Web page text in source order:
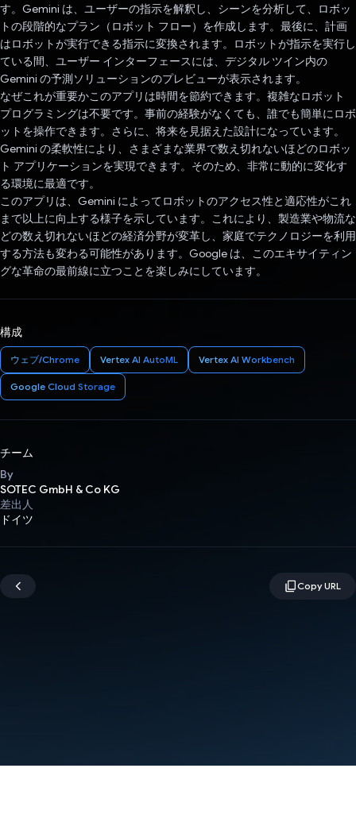
す。Gemini は、ユーザーの指示を解釈し、シーンを分析して、ロボッ
トの段階的なプラン（ロボット フロー）を作成します。最後に、計画
はロボットが実行できる指示に変換されます。ロボットが指示を実行し
ている間、ユーザー インターフェースには、デジタル ツイン内の
Gemini の予測ソリューションのプレビューが表示されます。
なぜこれが重要かこのアプリは時間を節約できます。複雑なロボット
プログラミングは不要です。事前の経験がなくても、誰でも簡単にロボ
ットを操作できます。さらに、将来を見据えた設計になっています。
Gemini の柔軟性により、さまざまな業界で数え切れないほどのロボッ
ト アプリケーションを実現できます。そのため、非常に動的に変化す
る環境に最適です。
このアプリは、Gemini によってロボットのアクセス性と適応性がこれ
まで以上に向上する様子を示しています。これにより、製造業や物流な
どの数え切れないほどの経済分野が変革し、家庭でテクノロジーを利用
する方法も変わる可能性があります。Google は、このエキサイティン
グな革命の最前線に立つことを楽しみにしています。
構成
ウェブ/Chrome Vertex AI AutoML Vertex AI Workbench
Google Cloud Storage
チーム
By
SOTEC GmbH & Co KG
差出人
ドイツ